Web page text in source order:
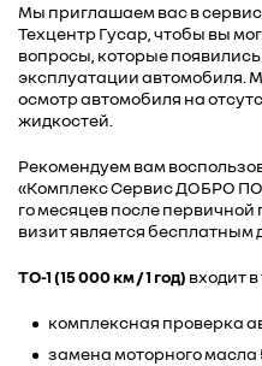
Мы приглашаем вас в
Техцентр Гусар, чтобы вы
вопросы, которые
эксплуатации автомобиля.
осмотр автомобиля на
жидкостей.
Рекомендуем вам
«Комплекс Сервис ДОБРО
го месяцев после
визит является бесплатным
ТО-1 (15 000 км / 1 год) входит
комплексная проверка
замена моторного масла